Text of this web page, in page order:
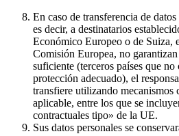
En caso de transferencia de
es decir, a destinatarios
Económico Europeo o de Suiza,
Comisión Europea, no
suficiente (terceros países que
protección adecuado), el
transfiere utilizando mecanismos
aplicable, entre los que se
contractuales tipo» de la UE.
Sus datos personales se